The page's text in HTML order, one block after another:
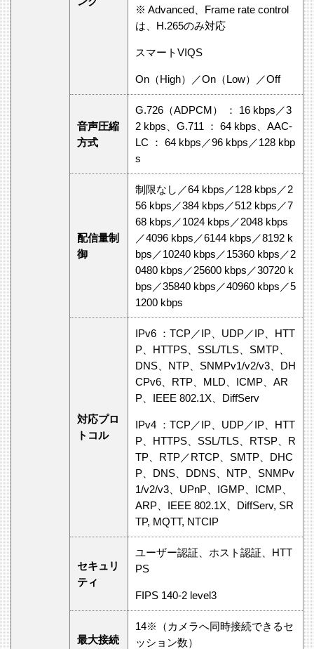
※ Advanced、Frame rate control
は、H.265のみ対応
スマートVIQS
On（High）／On（Low）／Off
音声圧縮
方式
G.726（ADPCM） ： 16 kbps／3
2 kbps、G.711 ： 64 kbps、AAC-
LC ： 64 kbps／96 kbps／128 kbp
s
配信量制
御
制限なし／64 kbps／128 kbps／2
56 kbps／384 kbps／512 kbps／7
68 kbps／1024 kbps／2048 kbps
／4096 kbps／6144 kbps／8192 k
bps／10240 kbps／15360 kbps／2
0480 kbps／25600 kbps／30720 k
bps／35840 kbps／40960 kbps／5
1200 kbps
対応プロ
トコル
IPv6 ：TCP／IP、UDP／IP、HTT
P、HTTPS、SSL/TLS、SMTP、
DNS、NTP、SNMPv1/v2/v3、DH
CPv6、RTP、MLD、ICMP、AR
P、IEEE 802.1X、DiffServ
IPv4 ：TCP／IP、UDP／IP、HTT
P、HTTPS、SSL/TLS、RTSP、R
TP、RTP／RTCP、SMTP、DHC
P、DNS、DDNS、NTP、SNMPv
1/v2/v3、UPnP、IGMP、ICMP、
ARP、IEEE 802.1X、DiffServ, SR
TP, MQTT, NTCIP
セキュリ
ティ
ユーザー認証、ホスト認証、HTT
PS
FIPS 140-2 level3
最大接続
14※（カメラへ同時接続できるセ
ッション数）